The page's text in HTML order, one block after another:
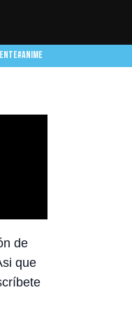
#ANIME
de
que